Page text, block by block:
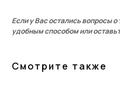
Если у Вас остались вопросы
удобным способом или
Смотрите также